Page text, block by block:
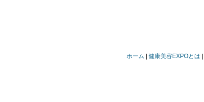
ホーム 健康美容EXPOとは